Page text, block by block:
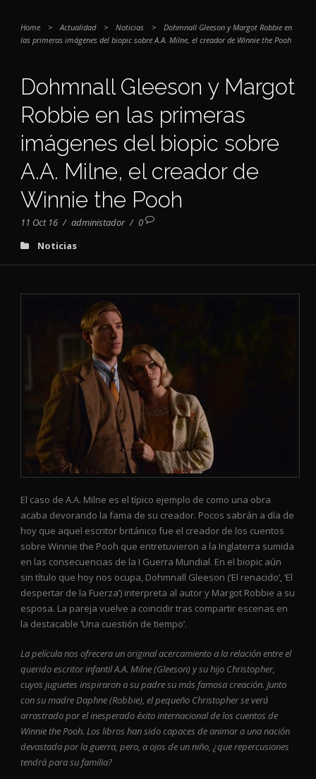
Home > Actualidad > Noticias >
Dohmnall Gleeson y Margot Robbie en
las primeras imágenes del biopic sobre A.A. Milne, el creador de Winnie the Pooh
Dohmnall Gleeson y Margot
Robbie en las primeras
imágenes del biopic sobre
A.A. Milne, el creador de
Winnie the Pooh
11 Oct 16 / administador / 0
Noticias
El caso de A.A. Milne es el típico ejemplo de como una obra
acaba devorando la fama de su creador. Pocos sabrán a día de
hoy que aquel escritor británico fue el creador de los cuentos
sobre Winnie the Pooh que entretuvieron a la Inglaterra sumida
en las consecuencias de la I Guerra Mundial. En el biopic aún
sin título que hoy nos ocupa, Dohmnall Gleeson (‘El renacido’, ‘El
despertar de la Fuerza’) interpreta al autor y Margot Robbie a su
esposa. La pareja vuelve a coincidir tras compartir escenas en
la destacable ‘Una cuestión de tiempo’.
La película nos ofrecera un original acercamiento a la relación entre el
querido escritor infantil A.A. Milne (Gleeson) y su hijo Christopher,
cuyos juguetes inspiraron a su padre su más famosa creación. Junto
con su madre Daphne (Robbie), el pequeño Christopher se verá
arrastrado por el inesperado éxito internacional de los cuentos de
Winnie the Pooh. Los libros han sido capaces de animar a una nación
devastada por la guerra, pero, a ojos de un niño, ¿que repercusiones
tendrá para su familia?